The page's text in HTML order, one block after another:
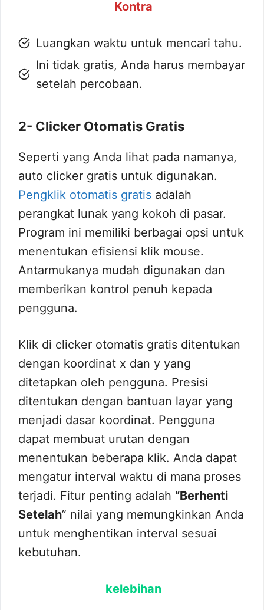
Kontra
Luangkan waktu untuk mencari tahu.
Ini tidak gratis, Anda harus membayar
setelah percobaan.
2- Clicker Otomatis Gratis
Seperti yang Anda lihat pada namanya,
auto clicker gratis untuk digunakan.
Pengklik otomatis gratis adalah
perangkat lunak yang kokoh di pasar.
Program ini memiliki berbagai opsi untuk
menentukan efisiensi klik mouse.
Antarmukanya mudah digunakan dan
memberikan kontrol penuh kepada
pengguna.
Klik di clicker otomatis gratis ditentukan
dengan koordinat x dan y yang
ditetapkan oleh pengguna. Presisi
ditentukan dengan bantuan layar yang
menjadi dasar koordinat. Pengguna
dapat membuat urutan dengan
menentukan beberapa klik. Anda dapat
mengatur interval waktu di mana proses
terjadi. Fitur penting adalah “Berhenti
Setelah” nilai yang memungkinkan Anda
untuk menghentikan interval sesuai
kebutuhan.
kelebihan